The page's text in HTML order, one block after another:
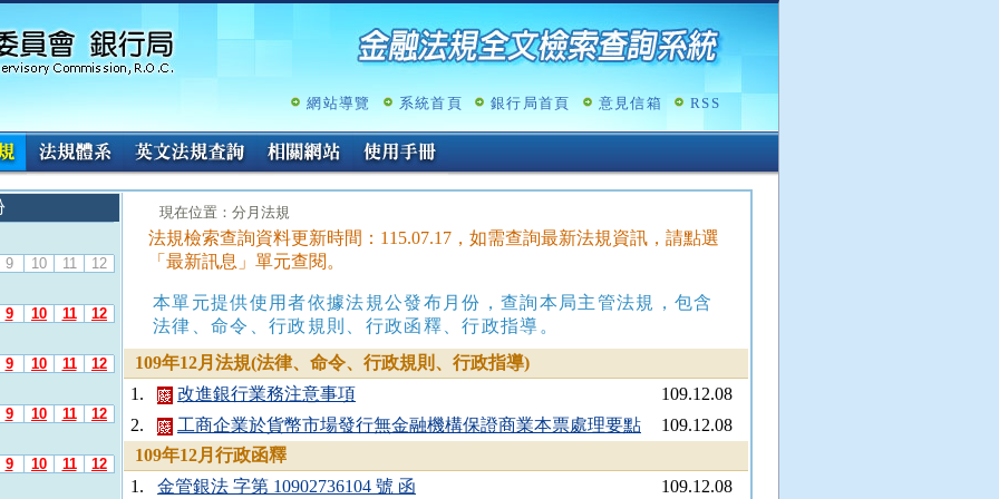
跳
容
網站導覽 系統首頁 銀行局首頁 意見信箱 RSS
9 10 11 12
9 10 11 12
9 10 11 12
9 10 11 12
9 10 11 12
現在位置：分月法規
法規檢索查詢資料更新時間：115.07.17，如需查詢最新法規資訊，請點選
「最新訊息」單元查閱。
本單元提供使用者依據法規公發布月份，查詢本局主管法規，包含
法律、命令、行政規則、行政函釋、行政指導。
109年12月法規(法律、命令、行政規則、行政指導)
1.
改進銀行業務注意事項
109.12.08
2.
工商企業於貨幣市場發行無金融機構保證商業本票處理要點
109.12.08
109年12月行政函釋
1.
金管銀法 字第 10902736104 號 函 109.12.08